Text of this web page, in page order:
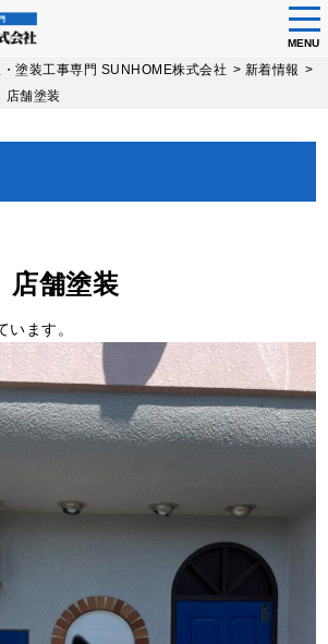
MENU
塗装工事専門 SUNHOME株式会社 > 新着情報 >
舗塗装
舗塗装
います。